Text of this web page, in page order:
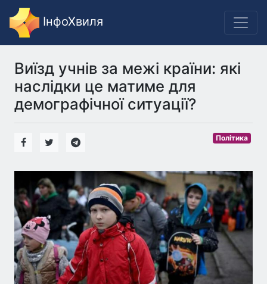
ІнфоХвиля
Виїзд учнів за межі країни: які
наслідки це матиме для
демографічної ситуації?
Політика